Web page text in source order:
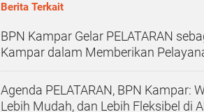
Berita Terkait
BPN Kampar Gelar PELATARAN
Kampar dalam Memberikan
Agenda PELATARAN, BPN Kampar:
Lebih Mudah, dan Lebih Fleksibel di